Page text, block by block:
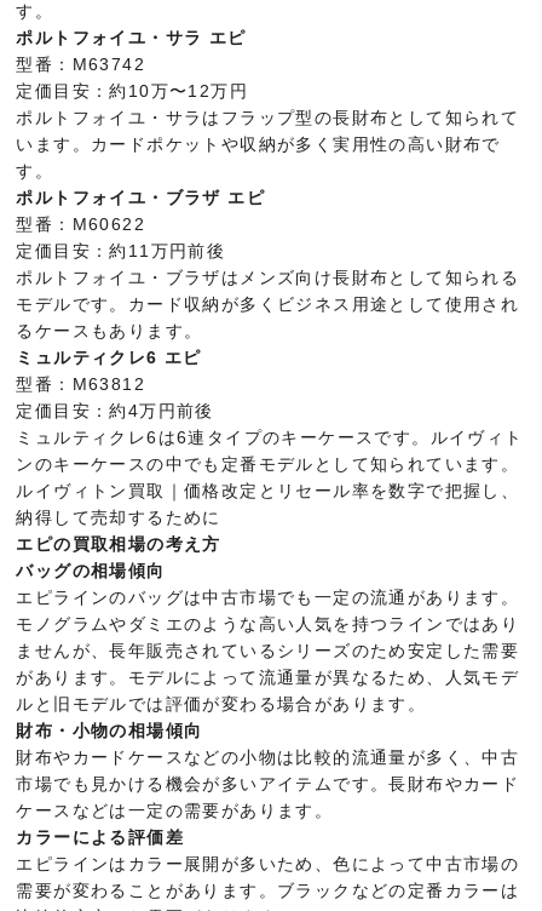
す。
ポルトフォイユ・サラ エピ
型番：M63742
定価目安：約10万〜12万円
ポルトフォイユ・サラはフラップ型の長財布として知られて
います。カードポケットや収納が多く実用性の高い財布で
す。
ポルトフォイユ・ブラザ エピ
型番：M60622
定価目安：約11万円前後
ポルトフォイユ・ブラザはメンズ向け長財布として知られる
モデルです。カード収納が多くビジネス用途として使用され
るケースもあります。
ミュルティクレ6 エピ
型番：M63812
定価目安：約4万円前後
ミュルティクレ6は6連タイプのキーケースです。ルイヴィト
ンのキーケースの中でも定番モデルとして知られています。
ルイヴィトン買取｜価格改定とリセール率を数字で把握し、
納得して売却するために
エピの買取相場の考え方
バッグの相場傾向
エピラインのバッグは中古市場でも一定の流通があります。
モノグラムやダミエのような高い人気を持つラインではあり
ませんが、長年販売されているシリーズのため安定した需要
があります。モデルによって流通量が異なるため、人気モデ
ルと旧モデルでは評価が変わる場合があります。
財布・小物の相場傾向
財布やカードケースなどの小物は比較的流通量が多く、中古
市場でも見かける機会が多いアイテムです。長財布やカード
ケースなどは一定の需要があります。
カラーによる評価差
エピラインはカラー展開が多いため、色によって中古市場の
需要が変わることがあります。ブラックなどの定番カラーは